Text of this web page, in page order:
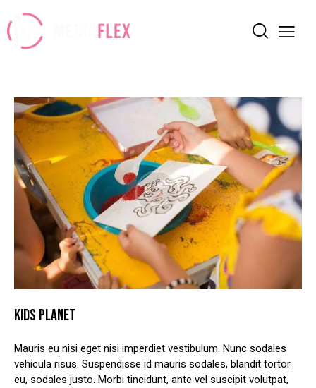
KIDS PLANET
Mauris eu nisi eget nisi imperdiet vestibulum. Nunc sodales
vehicula risus. Suspendisse id mauris sodales, blandit tortor
eu, sodales justo. Morbi tincidunt, ante vel suscipit volutpat,